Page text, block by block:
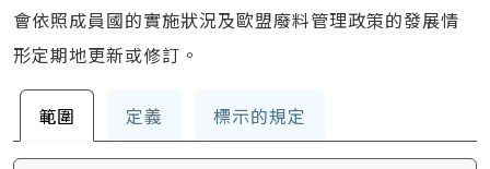
會依照成員國的實施狀況及歐盟廢料管理政策的發展情
形定期地更新或修訂。
範圍 定義 標示的規定